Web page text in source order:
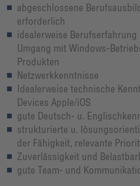
abgeschlossene
erforderlich
idealerweise
Umgang mit Windows-
Produkten
Netzwerkkenntnisse
Idealerweise technische
Devices Apple/iOS
gute Deutsch- u.
strukturierte u.
der Fähigkeit, relevante
Zuverlässigkeit und
gute Team- und